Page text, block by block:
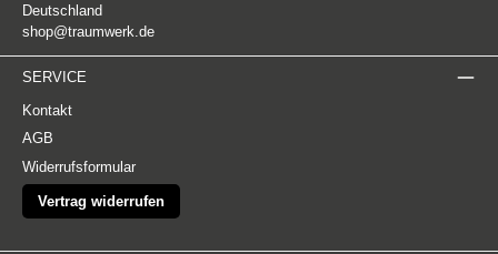
Deutschland
shop@traumwerk.de
SERVICE
Kontakt
AGB
Widerrufsformular
Vertrag widerrufen